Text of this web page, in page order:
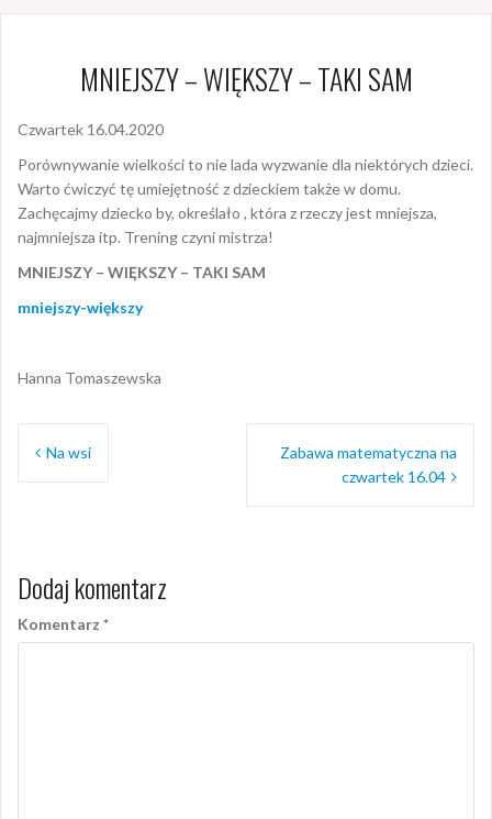
MNIEJSZY – WIĘKSZY – TAKI SAM
Czwartek 16.04.2020
Porównywanie wielkości to nie lada wyzwanie dla niektórych dzieci.
Warto ćwiczyć tę umiejętność z dzieckiem także w domu.
Zachęcajmy dziecko by, określało , która z rzeczy jest mniejsza,
najmniejsza itp. Trening czyni mistrza!
MNIEJSZY – WIĘKSZY – TAKI SAM
mniejszy-większy
Hanna Tomaszewska
Nawigacja
Na wsi
Zabawa matematyczna na
czwartek 16.04
Dodaj komentarz
Komentarz *